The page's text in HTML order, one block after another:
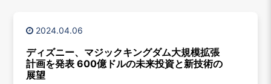
2024.04.06
ディズニー、マジックキングダム大規模拡張
計画を発表 600億ドルの未来投資と新技術の
展望